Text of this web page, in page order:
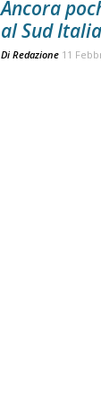
Ancora
al Sud Italia
Di Redazione 11